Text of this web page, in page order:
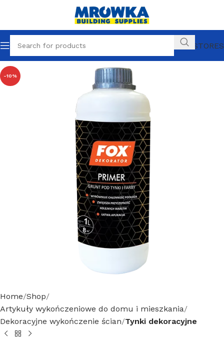
OUR STORES
-10%
Home Shop
Artykuły wykończeniowe do domu i mieszkania
Dekoracyjne wykończenie ścian Tynki dekoracyjne